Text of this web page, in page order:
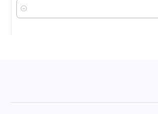
Cantidad